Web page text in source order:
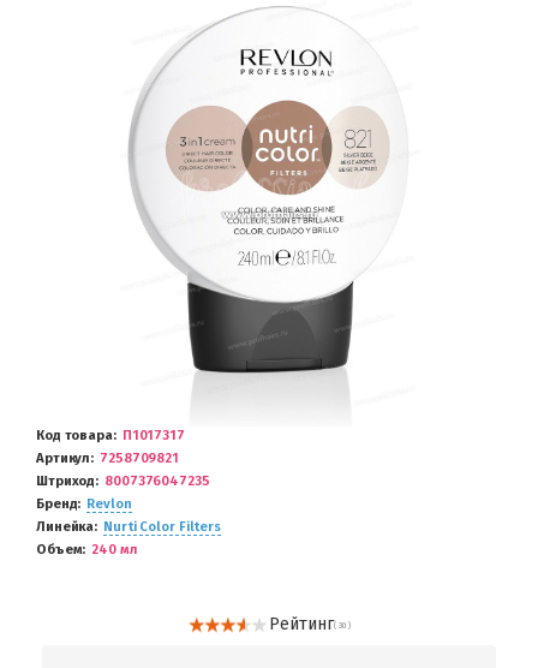
Код товара
П1017317
Артикул
7258709821
Штриход
8007376047235
Бренд
Revlon
Линейка
Nurti Color Filters
Объем
240 мл
Рейтинг( 30 )